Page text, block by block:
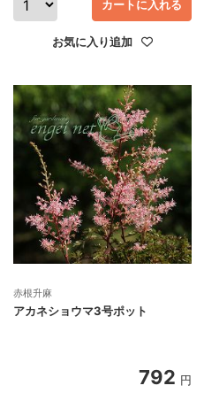
カートに入れる
お気に入り追加
赤根升麻
アカネショウマ3号ポット
792 円